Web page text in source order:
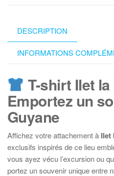
Graphique
rose
DESCRIPTION
INFORMATIONS
T-shirt Ilet la
Emportez un
Guyane
Affichez votre attachement à Ilet
exclusifs inspirés de ce lieu
vous ayez vécu l’excursion ou
portez un souvenir unique entre